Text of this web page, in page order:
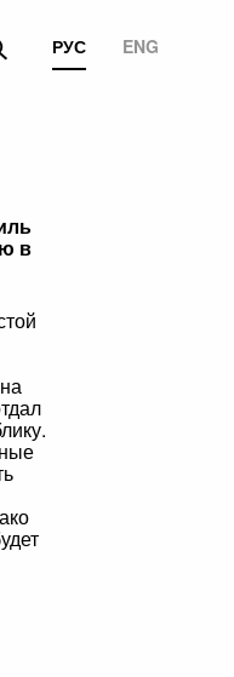
РУС ENG
в